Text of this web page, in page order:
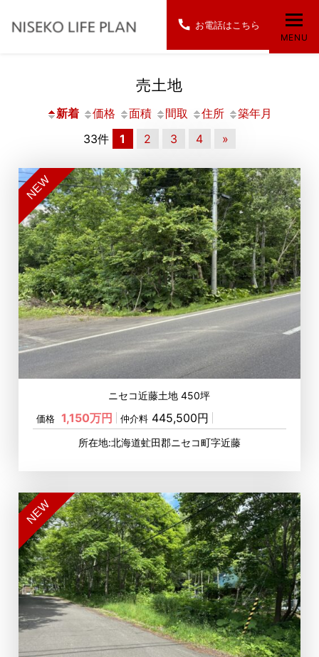
MENU
売土地
新着 価格 面積 間取 住所
築年月
33件
1 2 3 4 »
NEW
ニセコ近藤土地 450坪
価格 1,150万円 仲介料 445,500円
所在地:北海道虻田郡ニセコ町字近藤
NEW
お電話はこちら